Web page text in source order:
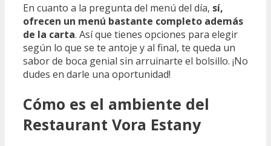
En cuanto a la pregunta del menú del día, sí,
ofrecen un menú bastante completo además
de la carta. Así que tienes opciones para elegir
según lo que se te antoje y al final, te queda un
sabor de boca genial sin arruinarte el bolsillo. ¡No
dudes en darle una oportunidad!
Cómo es el ambiente del
Restaurant Vora Estany